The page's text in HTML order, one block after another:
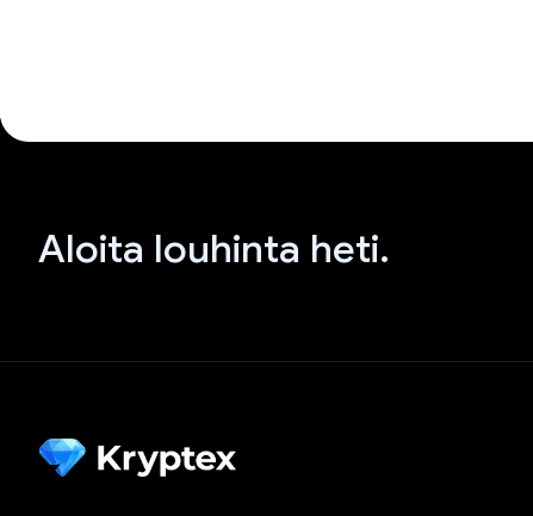
Aloita louhinta heti.